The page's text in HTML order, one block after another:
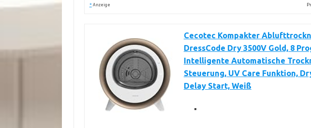
* Anzeige
Cecotec Kompakter
DressCode Dry 3500V Gold, 8
Intelligente Automatische
Steuerung, UV Care Funktion,
Delay Start, Weiß